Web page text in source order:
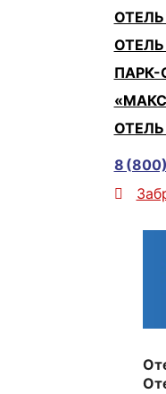
ОТЕЛЬ
ПАРК-
8
